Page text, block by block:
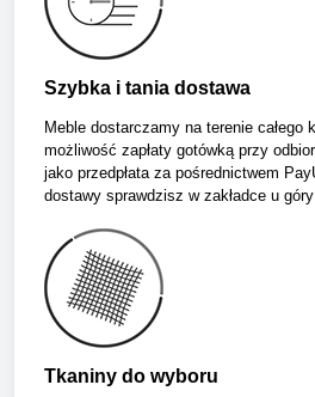
Szybka i tania dostawa
Meble dostarczamy na terenie całego
możliwość zapłaty gotówką przy
jako przedpłata za pośrednictwem
dostawy sprawdzisz w zakładce u góry
Tkaniny do wyboru